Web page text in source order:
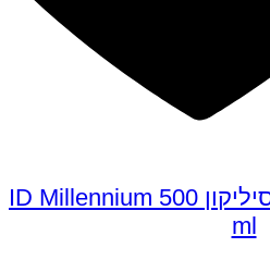
חומר סיכה על בסיס סיליקון ID Millennium 500
ml